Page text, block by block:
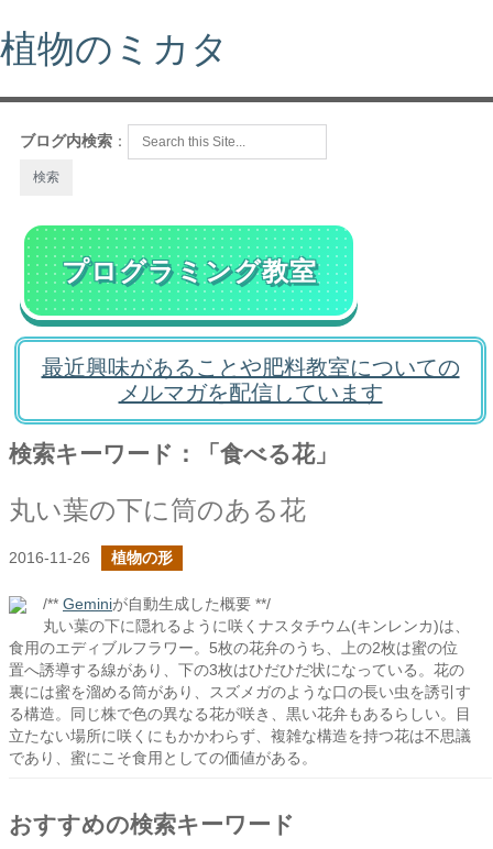
植物のミカタ
ブログ内検索 ：
プログラミング教室
最近興味があることや肥料教室についての
メルマガを配信しています
検索キーワード：「食べる花」
丸い葉の下に筒のある花
2016-11-26 植物の形
/** Geminiが自動生成した概要 **/
丸い葉の下に隠れるように咲くナスタチウム(キンレンカ)は、
食用のエディブルフラワー。5枚の花弁のうち、上の2枚は蜜の位
置へ誘導する線があり、下の3枚はひだひだ状になっている。花の
裏には蜜を溜める筒があり、スズメガのような口の長い虫を誘引す
る構造。同じ株で色の異なる花が咲き、黒い花弁もあるらしい。目
立たない場所に咲くにもかかわらず、複雑な構造を持つ花は不思議
であり、蜜にこそ食用としての価値がある。
おすすめの検索キーワード